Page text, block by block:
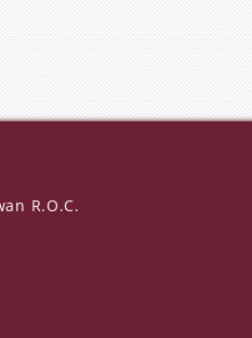
R.O.C.